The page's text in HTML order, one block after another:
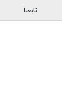
تابعنا